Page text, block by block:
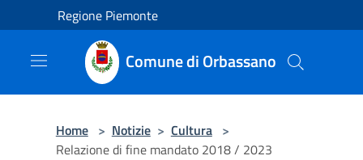
Salta al contenuto principale
Regione Piemonte
Comune di Orbassano
Home > Notizie > Cultura >
Relazione di fine mandato 2018 / 2023